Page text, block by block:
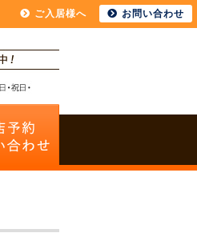
ご入居様へ お問い合わせ